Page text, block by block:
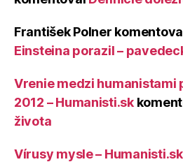
František Polner
Einsteina porazil –
Vrenie medzi humanistami
2012 – Humanisti.sk
života
Vírusy mysle – Humanisti.sk